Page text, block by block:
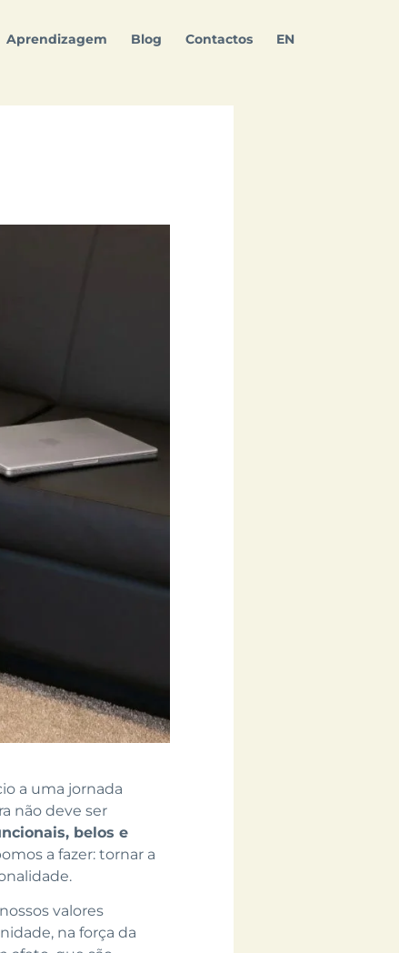
Aprendizagem Blog Contactos EN
a uma jornada
não deve ser
belos e
a fazer: tornar a
valores
na força da